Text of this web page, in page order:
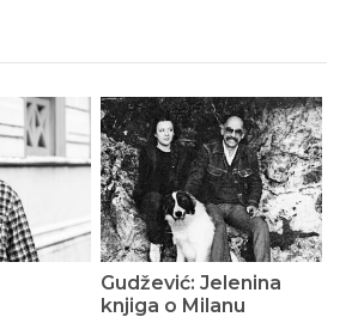
Gudžević: Jelenina
knjiga o Milanu